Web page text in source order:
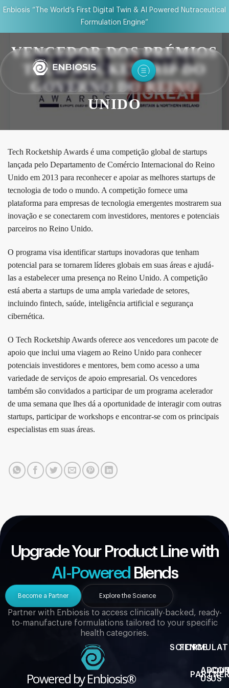
Enbiosis “The World’s First Digital Twin & AI Powered Nutraceutical
Formulation Engine”
VENCEDOR DOS PRÉMIOS
TECH ROCKETSHIP DO
GOVERNO DO REINO
UNIDO
Tech Rocketship Awards é uma competição global de startups
lançada pelo Departamento de Comércio Internacional do Reino
Unido em 2013 para reconhecer e apoiar as melhores startups de
tecnologia de todo o mundo. A competição fornece uma
plataforma para empresas de tecnologia emergentes mostrarem sua
inovação e se conectarem com investidores, mentores e potenciais
parceiros no Reino Unido.
O programa visa identificar startups inovadoras que tenham
potencial para se tornarem líderes globais em suas áreas e ajudá-
las a estabelecer uma presença no Reino Unido. A competição
está aberta a startups de uma ampla variedade de setores,
incluindo fintech, saúde, inteligência artificial e segurança
cibernética.
O Tech Rocketship Awards oferece aos vencedores um pacote de
apoio que inclui uma viagem ao Reino Unido para conhecer
potenciais investidores e mentores, bem como acesso a uma
variedade de serviços de apoio empresarial. Os vencedores
também são convidados a participar de um programa acelerador
de uma semana que lhes dá a oportunidade de interagir com outras
startups, participar de workshops e encontrar-se com os principais
especialistas em suas áreas.
Upgrade Your Product Line with
AI-Powered Blends
Partner with Enbiosis to access clinically-backed, ready-
to-manufacture formulations tailored to your specific
health categories.
Become a Partner Explore the Science
Powered by Enbiosis®
SCIENCE
USUS